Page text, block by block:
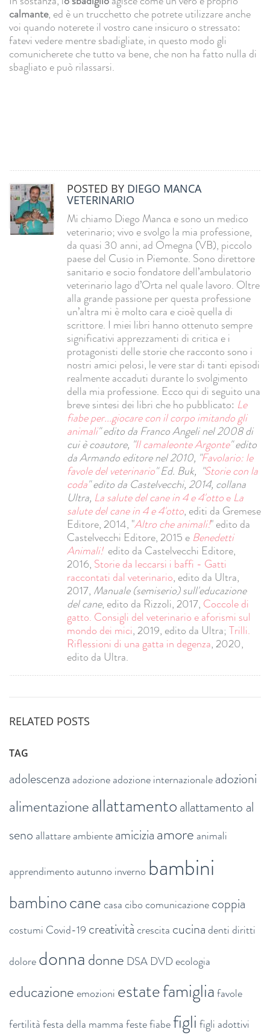
calmante, ed è un trucchetto che potrete utilizzare anche
voi quando noterete il vostro cane insicuro o stressato:
fatevi vedere mentre sbadigliate, in questo modo gli
comunicherete che tutto va bene, che non ha fatto nulla di
sbagliato e può rilassarsi.
POSTED BY DIEGO MANCA
VETERINARIO
Mi chiamo Diego Manca e sono un medico
veterinario; vivo e svolgo la mia professione,
da quasi 30 anni, ad Omegna (VB), piccolo
paese del Cusio in Piemonte. Sono direttore
sanitario e socio fondatore dell’ambulatorio
veterinario lago d’Orta nel quale lavoro. Oltre
alla grande passione per questa professione
un’altra mi è molto cara e cioè quella di
scrittore. I miei libri hanno ottenuto sempre
significativi apprezzamenti di critica e i
protagonisti delle storie che racconto sono i
nostri amici pelosi, le vere star di tanti episodi
realmente accaduti durante lo svolgimento
della mia professione. Ecco qui di seguito una
breve sintesi dei libri che ho pubblicato: Le
fiabe per...giocare con il corpo imitando gli
animali" edito da Franco Angeli nel 2008 di
cui è coautore, "Il camaleonte Argonte" edito
da Armando editore nel 2010, "Favolario: le
favole del veterinario" Ed. Buk, "Storie con la
coda" edito da Castelvecchi, 2014, collana
Ultra, La salute del cane in 4 e 4'ottoe La
salute del cane in 4 e 4'otto, editi da Gremese
Editore, 2014, "Altro che animali!" edito da
Castelvecchi Editore, 2015 e Benedetti
Animali! edito da Castelvecchi Editore,
2016, Storie da leccarsi i baffi - Gatti
raccontati dal veterinario, edito da Ultra,
2017, Manuale (semiserio) sull'educazione
del cane, edito da Rizzoli, 2017, Coccole di
gatto. Consigli del veterinario e aforismi sul
mondo dei mici, 2019, edito da Ultra;Trilli.
Riflessioni di una gatta in degenza, 2020,
edito da Ultra.
RELATED POSTS
TAG
adolescenza adozioneadozione internazionaleadozioni
alimentazioneallattamentoallattamento al
seno allattareambienteamiciziaamore animali
apprendimento autunno inverno bambini
bambinocanecasacibocomunicazionecoppia
costumi Covid-19 creativitàcrescita cucinadentidiritti
doloredonnadonne DSA DVDecologia
educazioneemozioni estatefamigliafavole
fertilitàfesta della mammafestefiabefigli figli adottivi